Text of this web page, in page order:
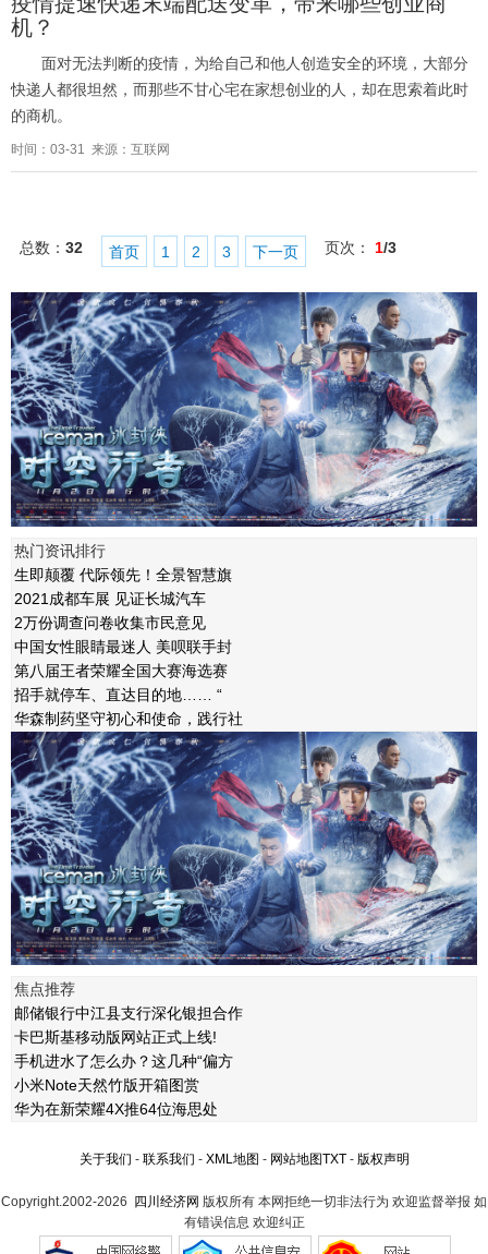
机？
面对无法判断的疫情，为给自己和他人创造安全的环境，大部分
快递人都很坦然，而那些不甘心宅在家想创业的人，却在思索着此时
的商机。
时间：03-31 来源：互联网
总数： 32 首页 1 2 3 下一页 页次： 1/3
热门资讯排行
生即颠覆 代际领先！全景智慧旗
2021成都车展 见证长城汽车
2万份调查问卷收集市民意见
中国女性眼睛最迷人 美呗联手封
第八届王者荣耀全国大赛海选赛
招手就停车、直达目的地…… “
华森制药坚守初心和使命，践行社
焦点推荐
邮储银行中江县支行深化银担合作
卡巴斯基移动版网站正式上线!
手机进水了怎么办？这几种“偏方
小米Note天然竹版开箱图赏
华为在新荣耀4X推64位海思处
关于我们 - 联系我们 - XML地图 - 网站地图TXT- 版权声明
Copyright.2002-2026 四川经济网 版权所有 本网拒绝一切非法行为 欢迎监督举报 如
有错误信息 欢迎纠正